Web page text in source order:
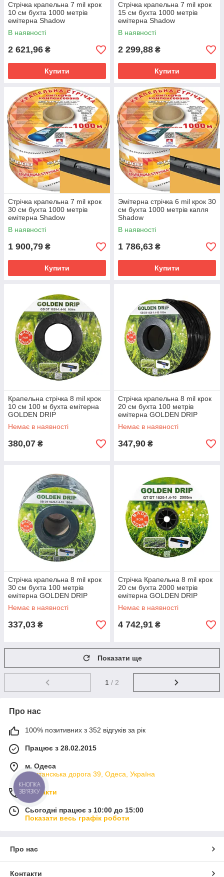
Стрічка крапельна 7 mil крок
10 см бухта 1000 метрів
емітерна Shadow
В наявності
2 621,96 ₴
Купити
Стрічка крапельна 7 mil крок
15 см бухта 1000 метрів
емітерна Shadow
В наявності
2 299,88 ₴
Купити
Стрічка крапельна 7 mil крок
30 см бухта 1000 метрів
емітерна Shadow
В наявності
1 900,79 ₴
Купити
Эмітерна стрічка 6 mil крок 30
см бухта 1000 метрів капля
Shadow
В наявності
1 786,63 ₴
Купити
Крапельна стрічка 8 mil крок
10 см 100 м бухта емітерна
GOLDEN DRIP
Немає в наявності
380,07 ₴
Стрічка крапельна 8 mil крок
20 см бухта 100 метрів
емітерна GOLDEN DRIP
Немає в наявності
347,90 ₴
Стрічка крапельна 8 mil крок
30 см бухта 100 метрів
емітерна GOLDEN DRIP
Немає в наявності
337,03 ₴
Стрічка Крапельна 8 mil крок
20 см бухта 2000 метрів
емітерна GOLDEN DRIP
Немає в наявності
4 742,91 ₴
Показати ще
1 / 2
Про нас
100% позитивних з 352 відгуків за рік
Працює з 28.02.2015
м. Одеса
Фонтанскька дорога 39, Одеса, Україна
Контакти
Сьогодні працює з 10:00 до 15:00
Показати весь графік роботи
Про нас
Контакти
КНОПКА
ЗВ'ЯЗКУ